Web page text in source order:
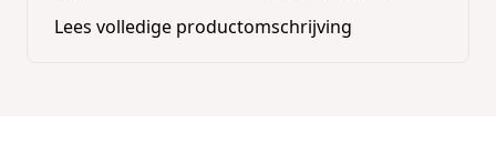
tuinhuisjes, pergola's etc. te plaatsen waar
Lees volledige productomschrijving